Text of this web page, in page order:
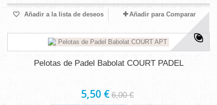
Añadir a la lista de deseos Añadir para Comparar
Pelotas de Padel Babolat COURT PADEL
5,50 € 6,00 €